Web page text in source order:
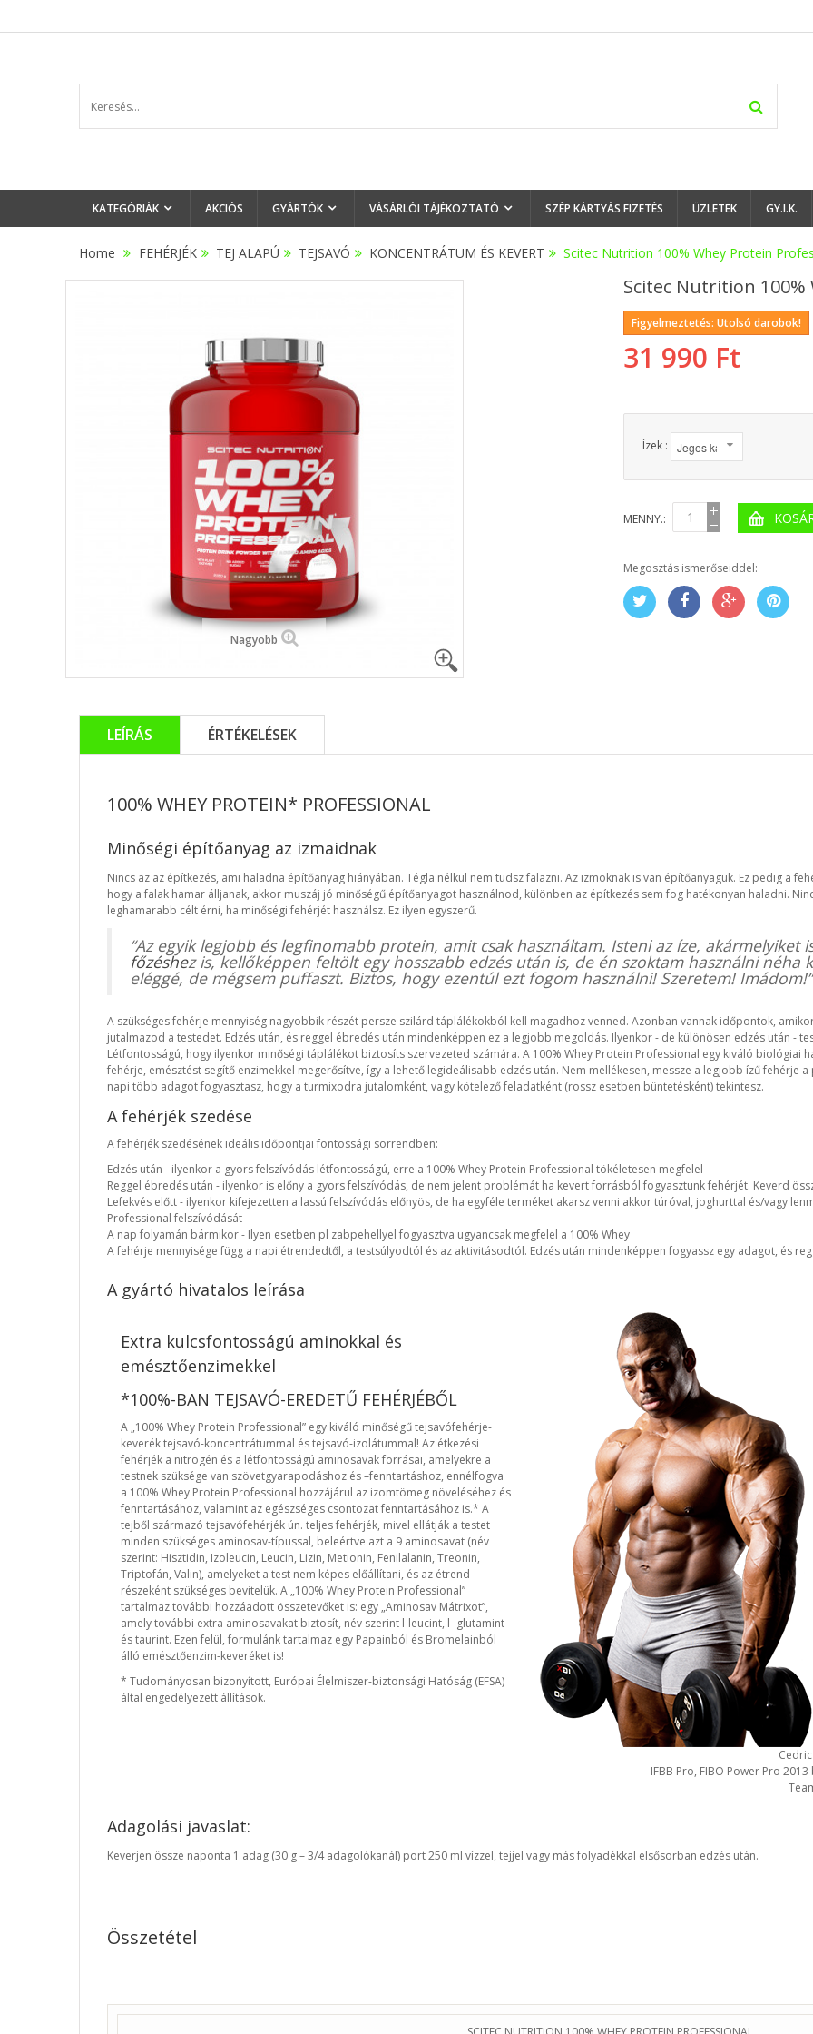
KATEGÓRIÁK AKCIÓS GYÁRTÓK VÁSÁRLÓI TÁJÉKOZTATÓ SZÉP KÁRTYÁS FIZETÉS ÜZLETEK GY.I.K.
Home FEHÉRJÉK TEJ ALAPÚ TEJSAVÓ KONCENTRÁTUM ÉS KEVERT Scitec Nutrition 100% Whey Protein
Nagyobb
Scitec Nutrition 100%
Figyelmeztetés: Utolsó darobok!
31 990 Ft
Ízek :
MENNY.:
Megosztás ismerőseiddel:
LEÍRÁS ÉRTÉKELÉSEK
100% WHEY PROTEIN* PROFESSIONAL
Minőségi építőanyag az izmaidnak
Nincs az az építkezés, ami haladna építőanyag hiányában. Tégla nélkül nem tudsz falazni. Az izmoknak is van építőanyaguk. Ez pedig a
hogy a falak hamar álljanak, akkor muszáj jó minőségű építőanyagot használnod, különben az építkezés sem fog hatékonyan haladni.
leghamarabb célt érni, ha minőségi fehérjét használsz. Ez ilyen egyszerű.
“Az egyik legjobb és legfinomabb protein, amit csak használtam. Isteni az íze, akármelyiket
főzéshez is, kellőképpen feltölt egy hosszabb edzés után is, de én szoktam használni néha
eléggé, de mégsem puffaszt. Biztos, hogy ezentúl ezt fogom használni! Szeretem! Imádom!”
A szükséges fehérje mennyiség nagyobbik részét persze szilárd táplálékokból kell magadhoz venned. Azonban vannak időpontok,
jutalmazod a testedet. Edzés után, és reggel ébredés után mindenképpen ez a legjobb megoldás. Ilyenkor - de különösen edzés után -
Létfontosságú, hogy ilyenkor minőségi táplálékot biztosíts szervezeted számára. A 100% Whey Protein Professional egy kiváló biológiai
fehérje, emésztést segítő enzimekkel megerősítve, így a lehető legideálisabb edzés után. Nem mellékesen, messze a legjobb ízű fehérje
napi több adagot fogyasztasz, hogy a turmixodra jutalomként, vagy kötelező feladatként (rossz esetben büntetésként) tekintesz.
A fehérjék szedése
A fehérjék szedésének ideális időpontjai fontossági sorrendben:
Edzés után - ilyenkor a gyors felszívódás létfontosságú, erre a 100% Whey Protein Professional tökéletesen megfelel
Reggel ébredés után - ilyenkor is előny a gyors felszívódás, de nem jelent problémát ha kevert forrásból fogyasztunk fehérjét. Keverd
Lefekvés előtt - ilyenkor kifejezetten a lassú felszívódás előnyös, de ha egyféle terméket akarsz venni akkor túróval, joghurttal és/vagy
Professional felszívódását
A nap folyamán bármikor - Ilyen esetben pl zabpehellyel fogyasztva ugyancsak megfelel a 100% Whey
A fehérje mennyisége függ a napi étrendedtől, a testsúlyodtól és az aktivitásodtól. Edzés után mindenképpen fogyassz egy adagot, és
A gyártó hivatalos leírása
Extra kulcsfontosságú aminokkal és
emésztőenzimekkel
*100%-BAN TEJSAVÓ-EREDETŰ FEHÉRJÉBŐL
A „100% Whey Protein Professional” egy kiváló minőségű tejsavófehérje-
keverék tejsavó-koncentrátummal és tejsavó-izolátummal! Az étkezési
fehérjék a nitrogén és a létfontosságú aminosavak forrásai, amelyekre a
testnek szüksége van szövetgyarapodáshoz és –fenntartáshoz, ennélfogva
a 100% Whey Protein Professional hozzájárul az izomtömeg növeléséhez és
fenntartásához, valamint az egészséges csontozat fenntartásához is.* A
tejből származó tejsavófehérjék ún. teljes fehérjék, mivel ellátják a testet
minden szükséges aminosav-típussal, beleértve azt a 9 aminosavat (név
szerint: Hisztidin, Izoleucin, Leucin, Lizin, Metionin, Fenilalanin, Treonin,
Triptofán, Valin), amelyeket a test nem képes előállítani, és az étrend
részeként szükséges bevitelük. A „100% Whey Protein Professional”
tartalmaz további hozzáadott összetevőket is: egy „Aminosav Mátrixot”,
amely további extra aminosavakat biztosít, név szerint l-leucint, l- glutamint
és taurint. Ezen felül, formulánk tartalmaz egy Papainból és Bromelainból
álló emésztőenzim-keveréket is!
* Tudományosan bizonyított, Európai Élelmiszer-biztonsági Hatóság (EFSA)
által engedélyezett állítások.
IFBB Pro, FIBO Power Pro
Adagolási javaslat:
Keverjen össze naponta 1 adag (30 g – 3/4 adagolókanál) port 250 ml vízzel, tejjel vagy más folyadékkal elsősorban edzés után.
Összetétel